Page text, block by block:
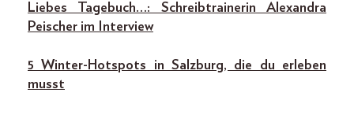
Liebes Tagebuch…: Schreibtrainerin Alexandra
Peischer im Interview
5 Winter-Hotspots in Salzburg, die du erleben
musst